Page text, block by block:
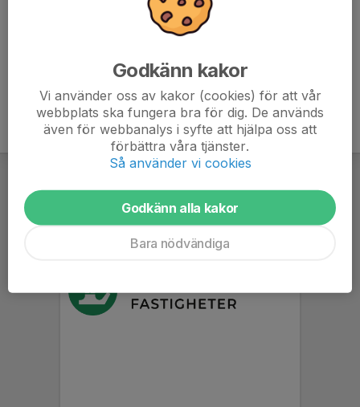
Godkänn kakor
Vi använder oss av kakor (cookies) för att vår
webbplats ska fungera bra för dig. De används
även för webbanalys i syfte att hjälpa oss att
förbättra våra tjänster.
Så använder vi cookies
Godkänn alla kakor
Bara nödvändiga